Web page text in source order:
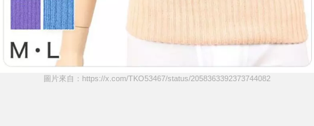
圖片來自：https://x.com/TKO53467/status/2058363392373744082